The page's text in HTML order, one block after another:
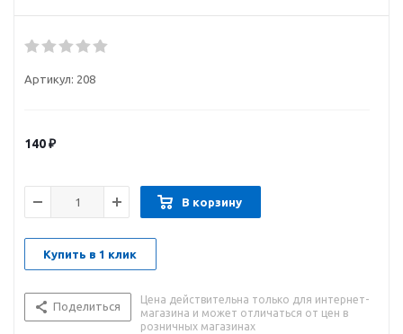
Артикул: 208
140₽
В корзину
Купить в 1 клик
Поделиться
Цена действительна только для интернет-
магазина и может отличаться от цен в
розничных магазинах